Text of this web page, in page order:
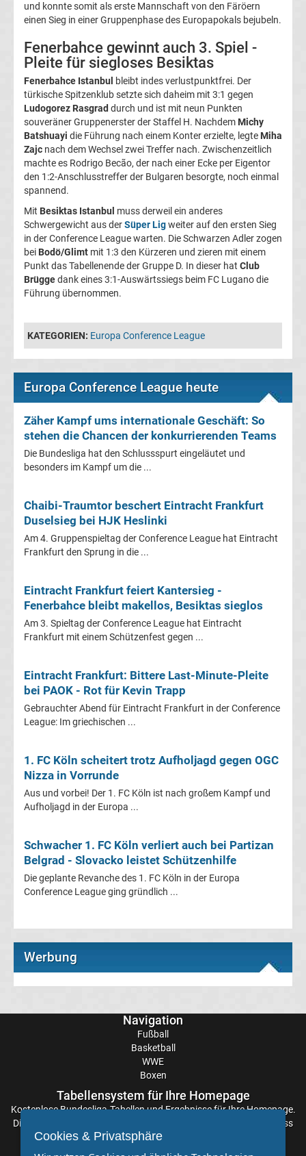
-
Meldungen
vom
Transfermarkt
Trainerentlassungen
Bundesliga
Porträts
Fußballklubs
Fußball
2.
Liga
3.
Liga
Pokal
Champions
League
Europa
Europa
Conference
League
Premier
La
Liga
Serie
A
Internat.
Fußball
und konnte somit als erste Mannschaft von den Färöern
einen Sieg in einer Gruppenphase des Europapokals bejubeln.
Fenerbahce gewinnt auch 3. Spiel -
Pleite für siegloses Besiktas
Fenerbahce Istanbul
bleibt indes verlustpunktfrei. Der
türkische Spitzenklub setzte sich daheim mit 3:1 gegen
Ludogorez Rasgrad durch und ist mit neun Punkten
souveräner Gruppenerster der Staffel H. Nachdem Michy
Batshuayi die Führung nach einem Konter erzielte, legte Miha
Zajc nach dem Wechsel zwei Treffer nach. Zwischenzeitlich
machte es Rodrigo Becão, der nach einer Ecke per Eigentor
den 1:2-Anschlusstreffer der Bulgaren besorgte, noch einmal
spannend.
Mit Besiktas Istanbul muss derweil ein anderes
Schwergewicht aus derSüper Ligweiter auf den ersten Sieg
in der Conference League warten. Die Schwarzen Adler zogen
bei Bodö/Glimt mit 1:3 den Kürzeren und zieren mit einem
Punkt das Tabellenende der Gruppe D. In dieser hat Club
Brüggedank eines 3:1-Auswärtssiegs beim FC Lugano die
Führung übernommen.
KATEGORIEN: Europa Conference League
Europa Conference League heute
Zäher Kampf ums internationale Geschäft: So
stehen die Chancen der konkurrierenden Teams
Die Bundesliga hat den Schlussspurt eingeläutet und
besonders im Kampf um die ...
Chaibi-Traumtor beschert Eintracht Frankfurt
Duselsieg bei HJK Heslinki
Am 4. Gruppenspieltag der Conference League hat Eintracht
Frankfurt den Sprung in die ...
Eintracht Frankfurt feiert Kantersieg -
Fenerbahce bleibt makellos, Besiktas sieglos
Am 3. Spieltag der Conference League hat Eintracht
Frankfurt mit einem Schützenfest gegen ...
Eintracht Frankfurt: Bittere Last-Minute-Pleite
bei PAOK - Rot für Kevin Trapp
Gebrauchter Abend für Eintracht Frankfurt in der Conference
League: Im griechischen ...
1. FC Köln scheitert trotz Aufholjagd gegen OGC
Nizza in Vorrunde
Aus und vorbei! Der 1. FC Köln ist nach großem Kampf und
Aufholjagd in der Europa ...
Schwacher 1. FC Köln verliert auch bei Partizan
Belgrad - Slovacko leistet Schützenhilfe
Die geplante Revanche des 1. FC Köln in der Europa
Conference League ging gründlich ...
Werbung
Navigation
Fußball
Basketball
WWE
Boxen
Tabellensystem für Ihre Homepage
KostenloseBundesliga-Tabellenund Ergebnisse für Ihre Homepage.
Die Aktualisierung der Ergebnisse erfolgt alle paar Minuten, sodass
Sie stets auf dem Laufenden sind. Einfache und schnelle
Einbindung.
Cookies & Privatsphäre